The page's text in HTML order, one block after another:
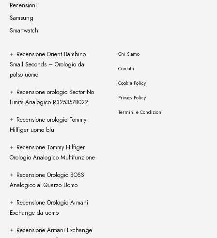
Recensioni
Samsung
Smartwatch
Recensione Orient Bambino
Small Seconds – Orologio da
polso uomo
Recensione orologio Sector No
Limits Analogico R3253578022
Recensione orologio Tommy
Hilfiger uomo blu
Recensione Tommy Hilfiger
Orologio Analogico Multifunzione
Recensione Orologio BOSS
Analogico al Quarzo Uomo
Recensione Orologio Armani
Exchange da uomo
Recensione Armani Exchange
Chi Siamo
Contatti
Cookie Policy
Privacy Policy
Termini e Condizioni